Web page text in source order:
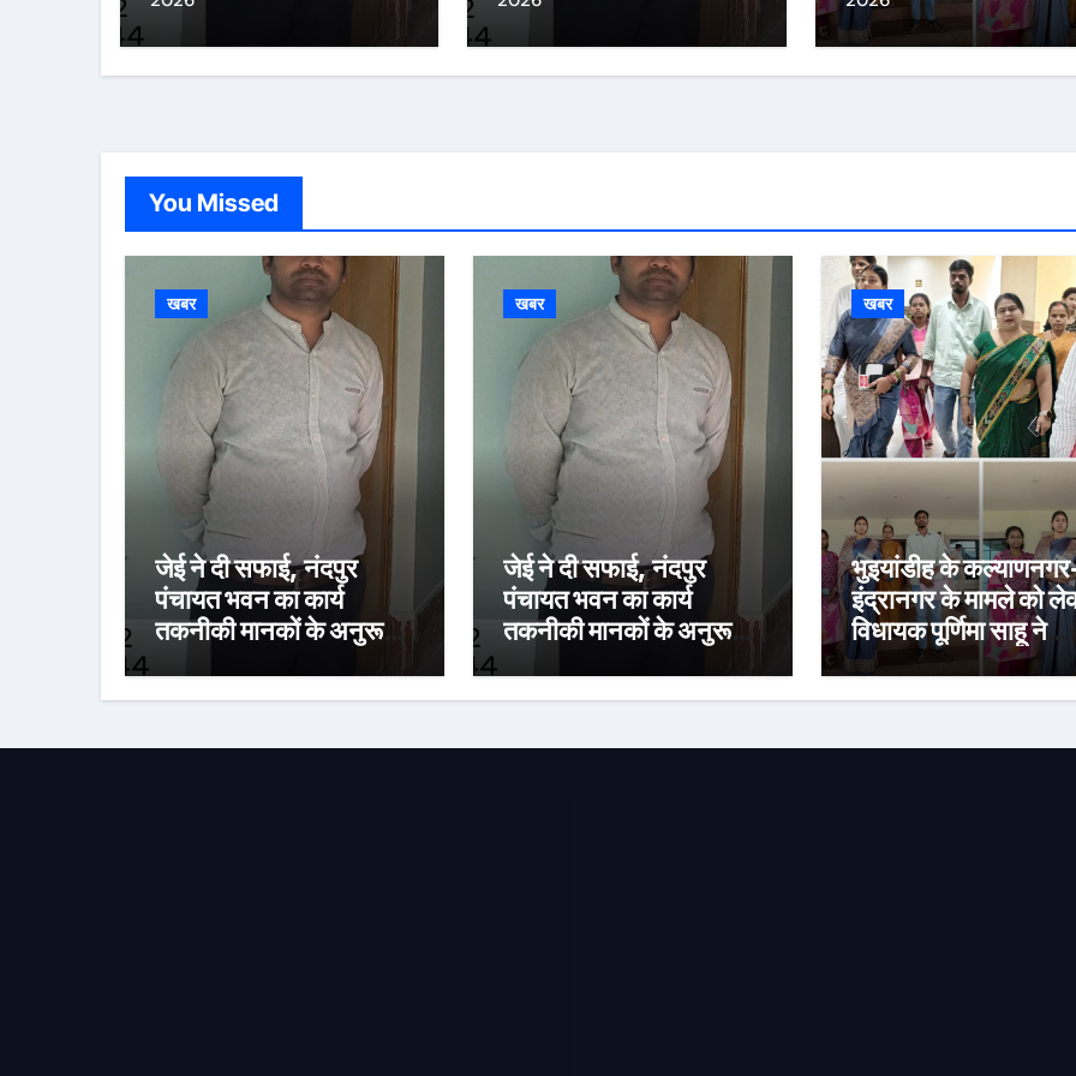
कार्रवाई स्थगित करने व
You Missed
खबर
जेई ने दी सफाई, नंदपुर
पंचायत भवन का कार्य
तकनीकी मानकों के अनुरूप:
लक्ष्य
खबर
जेई ने दी सफाई, नंदपुर
पंचायत भवन का कार्य
तकनीकी मानकों के अनुरूप:
लक्ष्य
खबर
भुइयांडीह के
इंद्रानगर के मामले को
विधायक पूर्णिमा साहू ने
विधानसभा कक्ष में
हेमंत सोरेन से की
पुनर्वास की रखी मांग,